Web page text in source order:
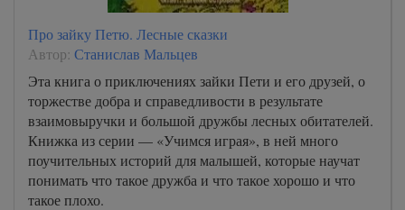
Про зайку Петю. Лесные сказки
Автор: Станислав Мальцев
Эта книга о приключениях зайки Пети и его друзей, о
торжестве добра и справедливости в результате
взаимовыручки и большой дружбы лесных обитателей.
Книжка из серии — «Учимся играя», в ней много
поучительных историй для малышей, которые научат
понимать что такое дружба и что такое хорошо и что
такое плохо.